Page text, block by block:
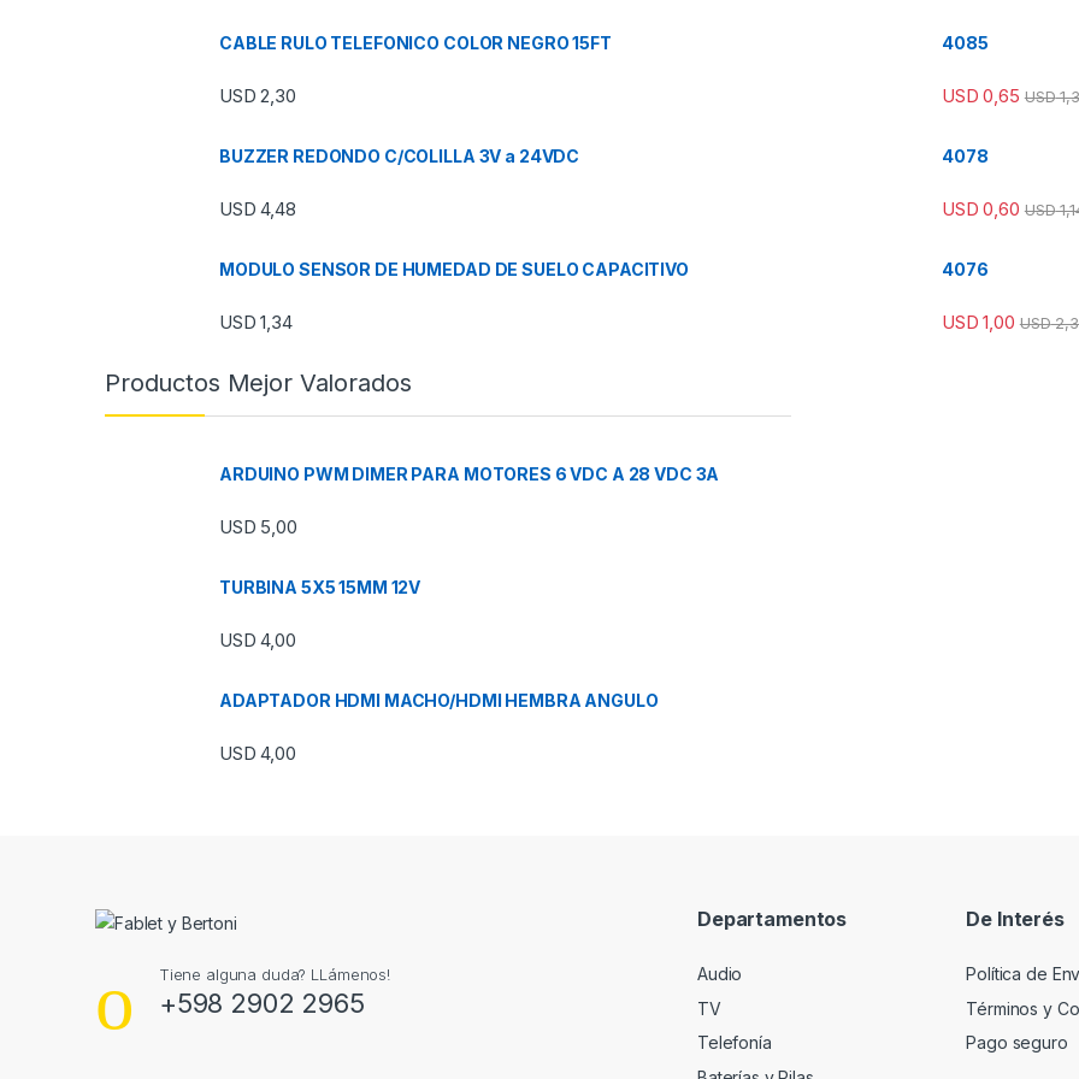
CABLE RULO TELEFONICO COLOR NEGRO 15FT
USD 2,30
BUZZER REDONDO C/COLILLA 3V a 24VDC
USD 4,48
MODULO SENSOR DE HUMEDAD DE SUELO CAPACITIVO
USD 1,34
4085
USD 0,65 USD
4078
USD 0,60 USD
4076
USD 1,00 USD
Productos Mejor Valorados
ARDUINO PWM DIMER PARA MOTORES 6 VDC A 28 VDC 3A
USD 5,00
TURBINA 5X5 15MM 12V
USD 4,00
ADAPTADOR HDMI MACHO/HDMI HEMBRA ANGULO
USD 4,00
Tiene alguna duda? LLámenos!
+598 2902 2965
Departamentos
Audio
TV
Telefonía
De Interés
Política de
Términos y
Pago seguro